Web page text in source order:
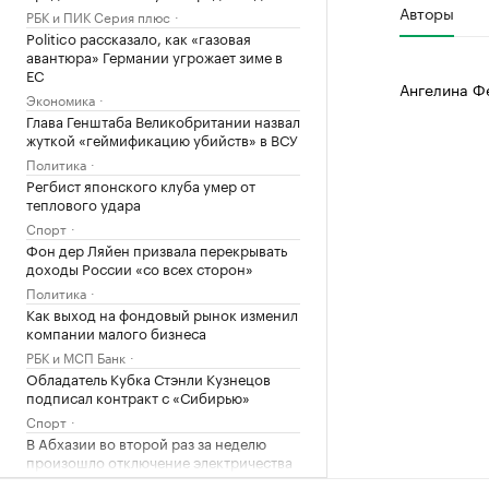
РБК и ПИК Серия плюс
Politico рассказало, как «газовая
авантюра» Германии угрожает зиме в
ЕС
Экономика
Глава Генштаба Великобритании назвал
жуткой «геймификацию убийств» в ВСУ
Политика
Регбист японского клуба умер от
теплового удара
Спорт
Фон дер Ляйен призвала перекрывать
доходы России «со всех сторон»
Политика
Как выход на фондовый рынок изменил
компании малого бизнеса
РБК и МСП Банк
Обладатель Кубка Стэнли Кузнецов
подписал контракт с «Сибирью»
Спорт
В Абхазии во второй раз за неделю
произошло отключение электричества
Авторы
Ангелина